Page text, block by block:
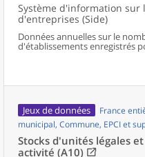
Système d'information sur
d'entreprises (Side)
Données annuelles sur le
d'établissements enregistrés
selon le secteur d’activité et la
Jeux de données
France
municipal, Commune, EPCI et
Stocks d'unités légales
activité (A10)